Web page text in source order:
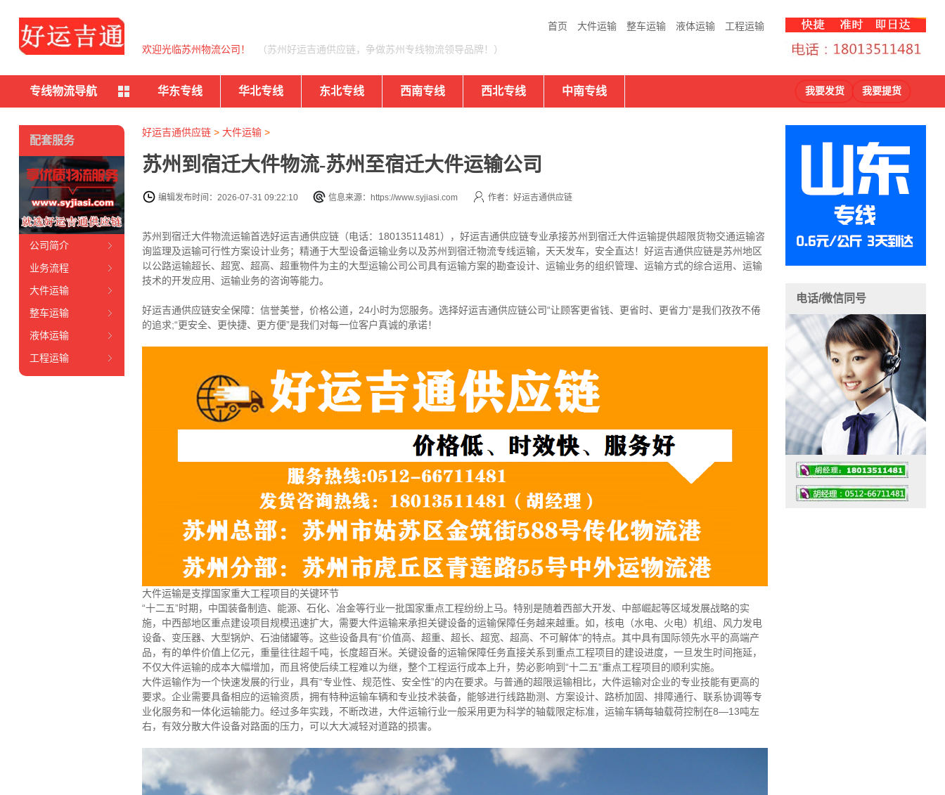
首页 大件运输 整车运输 液体运输 工程运输
欢迎光临苏州物流公司！ （苏州好运吉通供应链，争做苏州专线物流领导品牌！）
专线物流导航 华东专线 华北专线 东北专线 西南专线 西北专线 中南专线 我要发货 我要提货
好运吉通供应链> 大件运输>
苏州到宿迁大件物流-苏州至宿迁大件运输公司
编辑发布时间：2026-07-31 09:22:10 信息来源：https://www.syjiasi.com 作者：好运吉通供应链
苏州到宿迁大件物流运输首选好运吉通供应链（电话：18013511481），好运吉通供应链专业承接苏州到宿迁大件运输提供超限货物交通运输咨
询监理及运输可行性方案设计业务；精通于大型设备运输业务以及苏州到宿迁物流专线运输，天天发车，安全直达！好运吉通供应链是苏州地区
以公路运输超长、超宽、超高、超重物件为主的大型运输公司公司具有运输方案的勘查设计、运输业务的组织管理、运输方式的综合运用、运输
技术的开发应用、运输业务的咨询等能力。
好运吉通供应链安全保障：信誉美誉，价格公道，24小时为您服务。选择好运吉通供应链公司“让顾客更省钱、更省时、更省力”是我们孜孜不倦
的追求;“更安全、更快捷、更方便”是我们对每一位客户真诚的承诺！
大件运输是支撑国家重大工程项目的关键环节
“十二五”时期，中国装备制造、能源、石化、冶金等行业一批国家重点工程纷纷上马。特别是随着西部大开发、中部崛起等区域发展战略的实
施，中西部地区重点建设项目规模迅速扩大，需要大件运输来承担关键设备的运输保障任务越来越重。如，核电（水电、火电）机组、风力发电
设备、变压器、大型锅炉、石油储罐等。这些设备具有“价值高、超重、超长、超宽、超高、不可解体”的特点。其中具有国际领先水平的高端产
品，有的单件价值上亿元，重量往往超千吨，长度超百米。关键设备的运输保障任务直接关系到重点工程项目的建设进度，一旦发生时间拖延，
不仅大件运输的成本大幅增加，而且将使后续工程难以为继，整个工程运行成本上升，势必影响到“十二五”重点工程项目的顺利实施。
大件运输作为一个快速发展的行业，具有“专业性、规范性、安全性”的内在要求。与普通的超限运输相比，大件运输对企业的专业技能有更高的
要求。企业需要具备相应的运输资质，拥有特种运输车辆和专业技术装备，能够进行线路勘测、方案设计、路桥加固、排障通行、联系协调等专
业化服务和一体化运输能力。经过多年实践，不断改进，大件运输行业一般采用更为科学的轴载限定标准，运输车辆每轴载荷控制在8—13吨左
右，有效分散大件设备对路面的压力，可以大大减轻对道路的损害。
配套服务
公司简介
业务流程
大件运输
整车运输
液体运输
工程运输
电话/微信同号